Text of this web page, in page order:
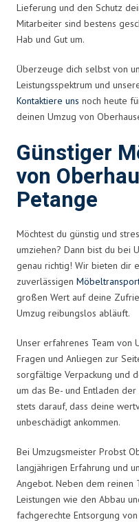
Lieferung und den Schutz
Mitarbeiter sind bestens
Hab und Gut um.
Überzeuge dich selbst von
Leistungsspektrum und
Kontaktiere uns noch heute
deinen Umzug von
Günstiger
von
Petange
Möchtest du günstig und
umziehen? Dann bist du bei
genau richtig! Wir bieten dir
zuverlässigen
großen Wert auf deine
Umzug reibungslos abläuft.
Unser erfahrenes Team von
Fragen und Anliegen zur
sorgfältige Verpackung und
um das Be- und Entladen
stets darauf, dass deine
unbeschädigt ankommen.
Bei Umzugsmeister Probst
langjährigen Erfahrung und
Angebot. Neben dem reinen
Leistungen wie den Abbau
fachgerechte Entsorgung